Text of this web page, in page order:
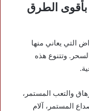
الطرق
التي يعاني منها
وتتنوع هذه
والتعب المستمر،
المستمر، آلام